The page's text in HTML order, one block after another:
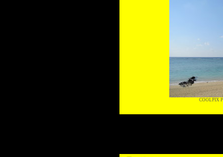
COOLPIX